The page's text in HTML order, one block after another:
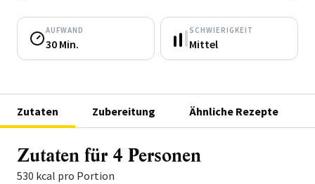
AUFWAND
30 Min.
SCHWIERIGKEIT
Mittel
Zutaten Zubereitung Ähnliche Rezepte
Zutaten für 4 Personen
530 kcal pro Portion